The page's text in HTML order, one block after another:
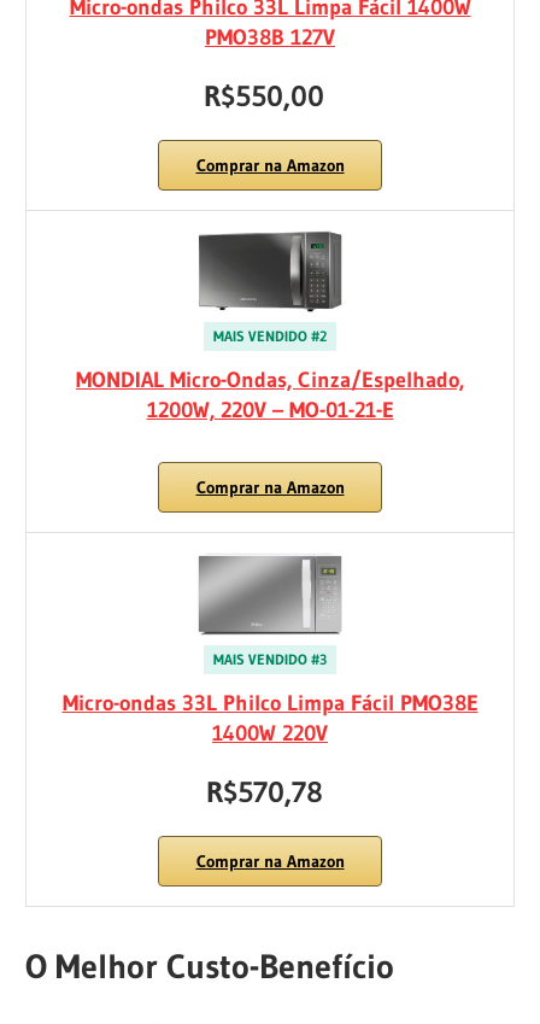
Micro-ondas Philco 33L Limpa Fácil 1400W
PMO38B 127V
R$550,00
Comprar na Amazon
MAIS VENDIDO #2
MONDIAL Micro-Ondas, Cinza/Espelhado,
1200W, 220V – MO-01-21-E
Comprar na Amazon
MAIS VENDIDO #3
Micro-ondas 33L Philco Limpa Fácil PMO38E
1400W 220V
R$570,78
Comprar na Amazon
O Melhor Custo-Benefício